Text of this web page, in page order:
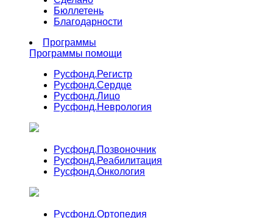
Бюллетень
Благодарности
Программы
Программы помощи
Русфонд.Регистр
Русфонд.Сердце
Русфонд.Лицо
Русфонд.Неврология
Русфонд.Позвоночник
Русфонд.Реабилитация
Русфонд.Онкология
Русфонд.Ортопедия